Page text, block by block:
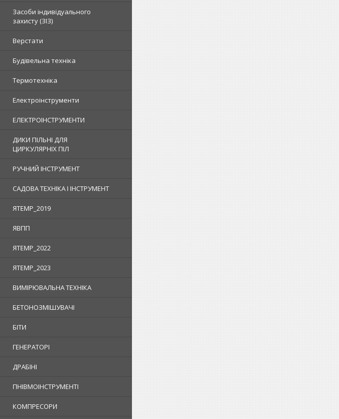
Засоби індивідуального
захисту (ЗІЗ)
Верстати
Будівельна техніка
Термотехніка
Електроінструменти
ЕЛЕКТРОІНСТРУМЕНТИ
ДИКИ ПІЛЬНІ ДЛЯ
ЦИРКУЛЯРНІХ ПІЛ
РУЧНИЙ ІНСТРУМЕНТ
САДОВА ТЕХНІКА І ІНСТРУМЕНТ
ЯTEMP_2019
ЯВПП
ЯTEMP_2022
ЯTEMP_2023
ВИМІРЮВАЛЬНА ТЕХНІКА
БЕТОНОЗМІШУВАЧІ
БІТИ
ГЕНЕРАТОРІ
ДРАБІНІ
ПНІВМОІНСТРУМЕНТІ
КОМПРЕСОРИ